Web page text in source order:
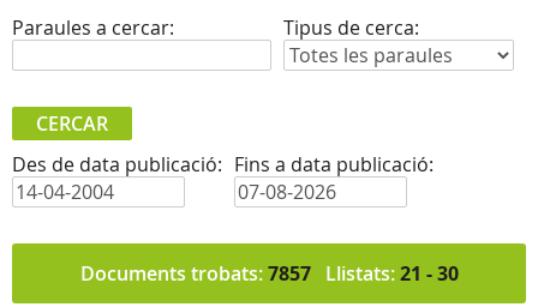
Paraules a cercar: Tipus de cerca:
Des de data publicació: Fins a data publicació:
Documents trobats: 7857 Llistats: 21 - 30